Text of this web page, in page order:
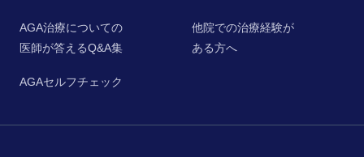
AGA治療についての
医師が答えるQ&A集
AGAセルフチェック
他院での治療経験が
ある方へ